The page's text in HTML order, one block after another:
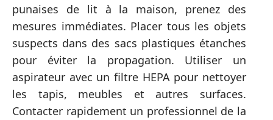
punaises de lit à la maison, prenez des
mesures immédiates. Placer tous les objets
suspects dans des sacs plastiques étanches
pour éviter la propagation. Utiliser un
aspirateur avec un filtre HEPA pour nettoyer
les tapis, meubles et autres surfaces.
Contacter rapidement un professionnel de la